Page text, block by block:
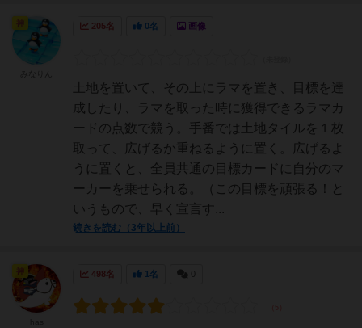
205名 0名 画像
土地を置いて、その上にラマを置き、目標を達
成したり、ラマを取った時に獲得できるラマカ
ードの点数で競う。手番では土地タイルを１枚
取って、広げるか重ねるように置く。広げるよ
うに置くと、全員共通の目標カードに自分のマ
ーカーを乗せられる。（この目標を頑張る！と
いうもので、早く宣言す...
続きを読む（3年以上前）
498名 1名